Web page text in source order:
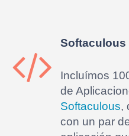
Softaculous
Incluímos
de
Softaculous,
con un par